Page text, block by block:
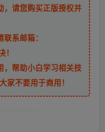
盒等
、随机礼盒
绑+非账绑]
，请您购买正版授权并
系邮箱：
，帮助小白学习相关技
家不要用于商用！